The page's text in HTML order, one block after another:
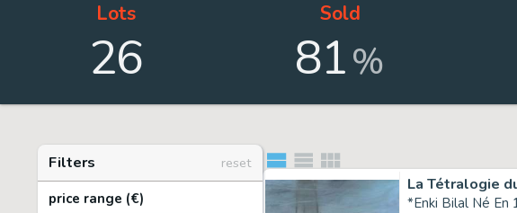
Lots
26
Sold
81%
Filters
reset
price range (€)
La Tétralogie